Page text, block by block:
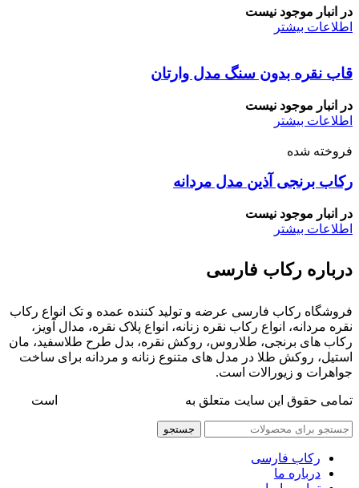
در انبار موجود نیست
اطلاعات بیشتر
قاب نقره بدون سنگ مدل وارتان
در انبار موجود نیست
اطلاعات بیشتر
فروخته شده
رکاب برنجی آذین مدل مردانه
در انبار موجود نیست
اطلاعات بیشتر
درباره رکاب فارسی
فروشگاه رکاب فارسی عرضه و تولید کننده عمده و تک انواع رکاب
نقره مردانه، انواع رکاب نقره زنانه، انواع پلاک نقره، مدال آویز،
رکاب های برنجی، طلاروس، روکش نقره، بدل طرح طلاسفید، مان
استیل، روکش طلا در مدل های متنوع زنانه و مردانه برای ساخت
جواهرات و زیورالات است.
تمامی حقوق این سایت متعلق به است
جستجو
رکاب فارسی
درباره ما